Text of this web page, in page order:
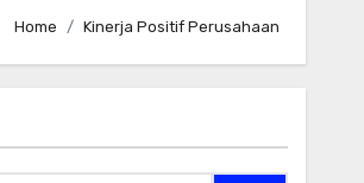
Home Kinerja Positif Perusahaan